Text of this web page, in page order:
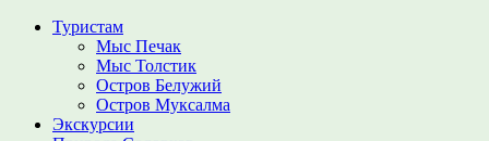
Туристам
Мыс Печак
Мыс Толстик
Остров Белужий
Остров Муксалма
Экскурсии